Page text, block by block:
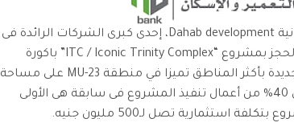
أعلنت شركة دهب للتنمية العمرانية Dahab development، إحدى كبرى الشركات الرائدة فى
مجال التطوير العقاري، فتح باب الحجز بمشروع “ITC / Iconic Trinity Complex” باكورة
مشروعاتها بالعاصمة الإدارية الجديدة بأكثر المناطق تميزا في منطقة MU-23 على مساحة
8000 متر، وذلك بعد إنجاز أكثر من 40% من أعمال تنفيذ المشروع فى سابقة هى الأولى
استثمارية تصل لـ500 مليون جنيه.